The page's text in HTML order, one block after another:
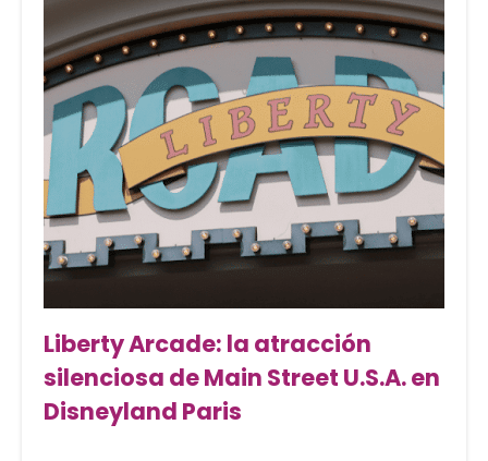
Liberty Arcade: la atracción
silenciosa de Main Street U.S.A. en
Disneyland Paris